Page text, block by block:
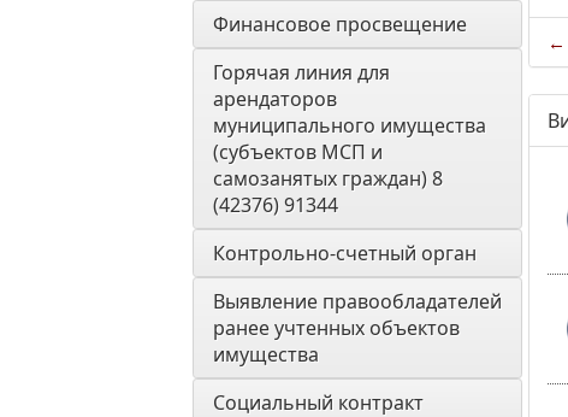
Финансовое просвещение
Горячая линия для
арендаторов
муниципального имущества
(субъектов МСП и
самозанятых граждан) 8
(42376) 91344
Контрольно-счетный орган
Выявление правообладателей
ранее учтенных объектов
имущества
Социальный контракт
←